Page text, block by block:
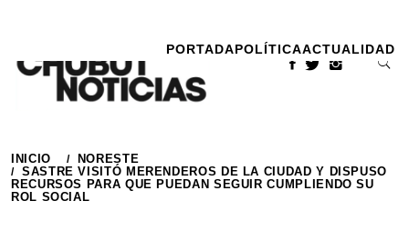
contenido
PORTADAPOLÍTICAACTUALIDAD
INICIO
NORESTE
SASTRE VISITÓ MERENDEROS DE LA CIUDAD Y DISPUSO
RECURSOS PARA QUE PUEDAN SEGUIR CUMPLIENDO SU
ROL SOCIAL